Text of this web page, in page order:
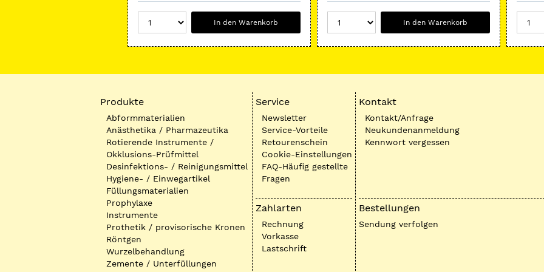
In den Warenkorb In den Warenkorb
Produkte
Abformmaterialien
Anästhetika / Pharmazeutika
Rotierende Instrumente /
Okklusions-Prüfmittel
Desinfektions- / Reinigungsmittel
Hygiene- / Einwegartikel
Füllungsmaterialien
Prophylaxe
Instrumente
Prothetik / provisorische Kronen
Röntgen
Wurzelbehandlung
Zemente / Unterfüllungen
Service
Newsletter
Service-Vorteile
Retourenschein
Cookie-Einstellungen
FAQ-Häufig gestellte
Fragen
Zahlarten
Rechnung
Vorkasse
Lastschrift
Kontakt
Kontakt/Anfrage
Neukundenanmeldung
Kennwort vergessen
Bestellungen
Sendung verfolgen